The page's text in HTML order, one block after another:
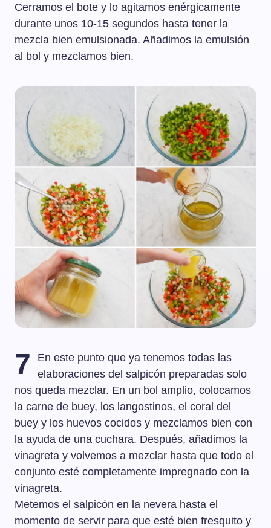
Cerramos el bote y lo agitamos enérgicamente
durante unos 10-15 segundos hasta tener la
mezcla bien emulsionada. Añadimos la emulsión
al bol y mezclamos bien.
7
En este punto que ya tenemos todas las
elaboraciones del salpicón preparadas solo
nos queda mezclar. En un bol amplio, colocamos
la carne de buey, los langostinos, el coral del
buey y los huevos cocidos y mezclamos bien con
la ayuda de una cuchara. Después, añadimos la
vinagreta y volvemos a mezclar hasta que todo el
conjunto esté completamente impregnado con la
vinagreta.
Metemos el salpicón en la nevera hasta el
momento de servir para que esté bien fresquito y